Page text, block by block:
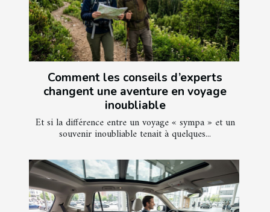
Comment les conseils d’experts
changent une aventure en voyage
inoubliable
Et si la différence entre un voyage « sympa » et un
souvenir inoubliable tenait à quelques...